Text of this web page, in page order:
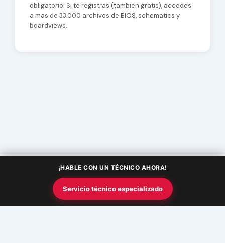
obligatorio. Si te registras (tambien gratis), accedes
a mas de 33.000 archivos de BIOS, schematics y
boardviews.
Copyright © 2026 Academia InfoSquad | Powered by
para WordPress
¡HABLE CON UN TÉCNICO AHORA!
Servicio técnico especializado